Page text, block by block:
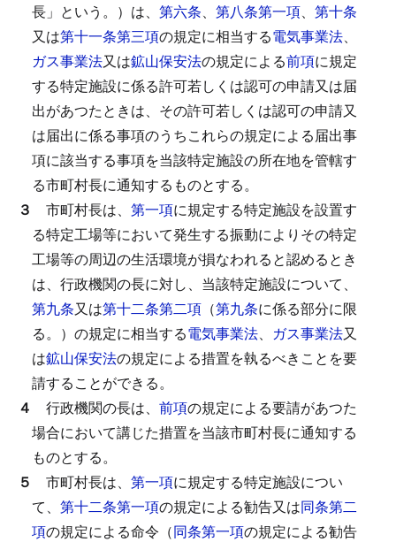
長」という。）は、 第六条、 第八条第一項、 第十条
又は第十一条第三項の規定に相当する電気事業法、
ガス事業法又は鉱山保安法の規定による前項に規定
する特定施設に係る許可若しくは認可の申請又は届
出があつたときは、その許可若しくは認可の申請又
は届出に係る事項のうちこれらの規定による届出事
項に該当する事項を当該特定施設の所在地を管轄す
る市町村長に通知するものとする。
３ 市町村長は、 第一項に規定する特定施設を設置す
る特定工場等において発生する振動によりその特定
工場等の周辺の生活環境が損なわれると認めるとき
は、行政機関の長に対し、当該特定施設について、
第九条又は第十二条第二項 （第九条に係る部分に限
る。）の規定に相当する電気事業法、 ガス事業法又
は鉱山保安法の規定による措置を執るべきことを要
請することができる。
４ 行政機関の長は、 前項の規定による要請があつた
場合において講じた措置を当該市町村長に通知する
ものとする。
５ 市町村長は、 第一項に規定する特定施設につい
て、 第十二条第一項の規定による勧告又は同条第二
項の規定による命令（同条第一項の規定による勧告